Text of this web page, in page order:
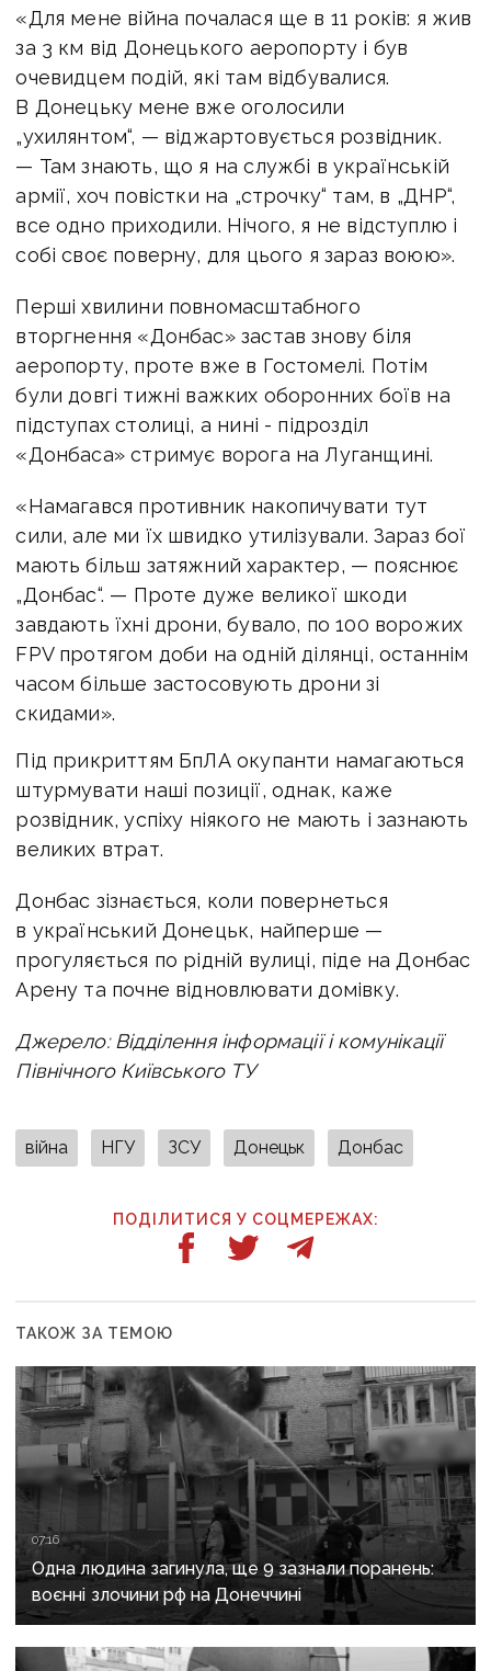
«Для мене війна почалася ще в 11 років: я жив
за 3 км від Донецького аеропорту і був
очевидцем подій, які там відбувалися.
В Донецьку мене вже оголосили
„ухилянтом“, — віджартовується розвідник.
— Там знають, що я на службі в українській
армії, хоч повістки на „строчку“ там, в „ДНР“,
все одно приходили. Нічого, я не відступлю і
собі своє поверну, для цього я зараз воюю».
Перші хвилини повномасштабного
вторгнення «Донбас» застав знову біля
аеропорту, проте вже в Гостомелі. Потім
були довгі тижні важких оборонних боїв на
підступах столиці, а нині - підрозділ
«Донбаса» стримує ворога на Луганщині.
«Намагався противник накопичувати тут
сили, але ми їх швидко утилізували. Зараз бої
мають більш затяжний характер, — пояснює
„Донбас“. — Проте дуже великої шкоди
завдають їхні дрони, бувало, по 100 ворожих
FPV протягом доби на одній ділянці, останнім
часом більше застосовують дрони зі
скидами».
Під прикриттям БпЛА окупанти намагаються
штурмувати наші позиції, однак, каже
розвідник, успіху ніякого не мають і зазнають
великих втрат.
Донбас зізнається, коли повернеться
в український Донецьк, найперше —
прогуляється по рідній вулиці, піде на Донбас
Арену та почне відновлювати домівку.
Джерело: Відділення інформації і комунікації
Північного Київського ТУ
війна НГУ ЗСУ Донецьк Донбас
ПОДІЛИТИСЯ У СОЦМЕРЕЖАХ:
ТАКОЖ ЗА ТЕМОЮ
07:16
Одна людина загинула, ще 9 зазнали поранень:
воєнні злочини рф на Донеччині